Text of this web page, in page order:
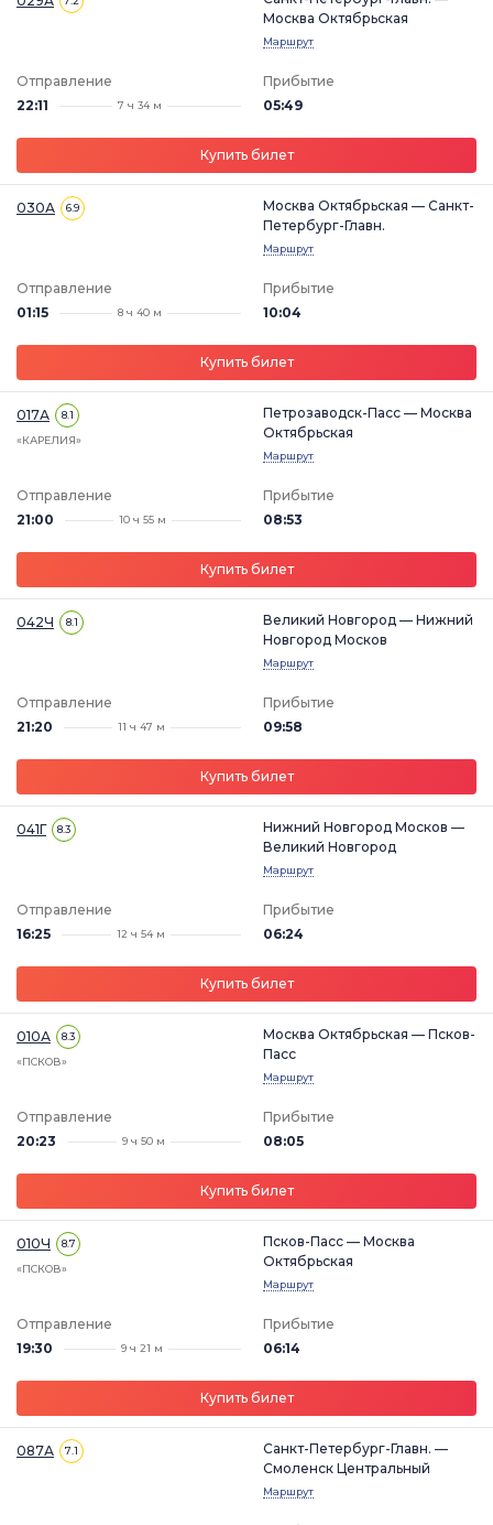
Москва Октябрьская
Маршрут
Отправление
22:11
7 ч 34 м
Прибытие
05:49
Купить билет
030А 6.9
Москва Октябрьская — Санкт-
Петербург-Главн.
Маршрут
Отправление
01:15
8 ч 40 м
Прибытие
10:04
Купить билет
017А 8.1
«КАРЕЛИЯ»
Петрозаводск-Пасс — Москва
Октябрьская
Маршрут
Отправление
21:00
10 ч 55 м
Прибытие
08:53
Купить билет
042Ч 8.1
Великий Новгород — Нижний
Новгород Москов
Маршрут
Отправление
21:20
11 ч 47 м
Прибытие
09:58
Купить билет
041Г 8.3
Нижний Новгород Москов —
Великий Новгород
Маршрут
Отправление
16:25
12 ч 54 м
Прибытие
06:24
Купить билет
010А 8.3
«ПСКОВ»
Москва Октябрьская — Псков-
Пасс
Маршрут
Отправление
20:23
9 ч 50 м
Прибытие
08:05
Купить билет
010Ч 8.7
«ПСКОВ»
Псков-Пасс — Москва
Октябрьская
Маршрут
Отправление
19:30
9 ч 21 м
Прибытие
06:14
Купить билет
087А 7.1
Санкт-Петербург-Главн. —
Смоленск Центральный
Маршрут